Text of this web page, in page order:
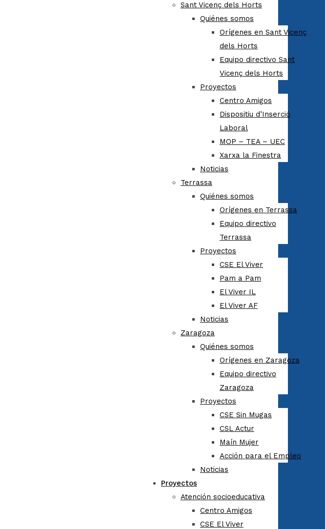
Sant Vicenç dels Horts
Quiénes somos
Orígenes en Sant Vicenç
dels Horts
Equipo directivo Sant
Vicenç dels Horts
Proyectos
Centro Amigos
Dispositiu d’Inserció
Laboral
MOP – TEA – UEC
Xarxa la Finestra
Noticias
Terrassa
Quiénes somos
Orígenes en Terrassa
Equipo directivo
Terrassa
Proyectos
CSE El Viver
Pam a Pam
El Viver IL
El Viver AF
Noticias
Zaragoza
Quiénes somos
Orígenes en Zaragoza
Equipo directivo
Zaragoza
Proyectos
CSE Sin Mugas
CSL Actur
Maín Mujer
Acción para el Empleo
Noticias
Proyectos
Atención socioeducativa
Centro Amigos
CSE El Viver